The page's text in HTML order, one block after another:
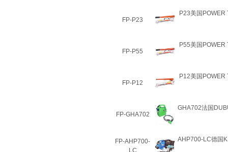
FP-P23
P23美国
FP-P55
P55美国
FP-P12
P12美国
FP-GHA702
GHA702法国
FP-AHP700-
LC
AHP700-LC德国